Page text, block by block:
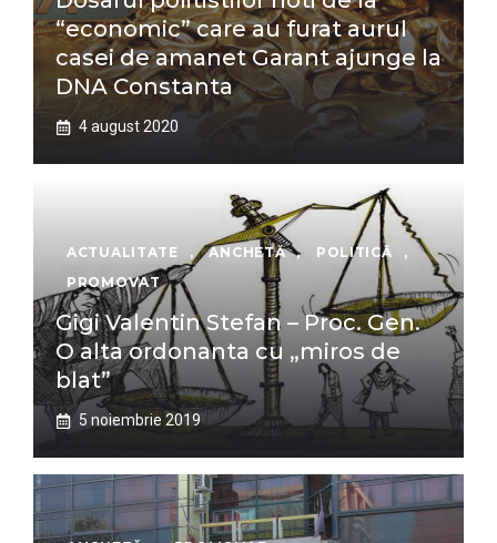
“economic” care au furat aurul
casei de amanet Garant ajunge la
DNA Constanta
4 august 2020
ACTUALITATE , ANCHETĂ , POLITICĂ
,
PROMOVAT
Gigi Valentin Stefan – Proc. Gen.
O alta ordonanta cu „miros de
blat”
5 noiembrie 2019